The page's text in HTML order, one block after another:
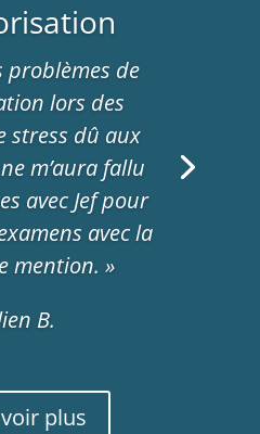
problèmes de
lors des
stress dû aux
m’aura fallu
avec Jef pour
avec la
mention. »
B.
plus
intelligence
doublée d’une
Jef a ce
magique
magique)
les clés qui
le mieux à
bref merci
tout 🙂 »
O.D